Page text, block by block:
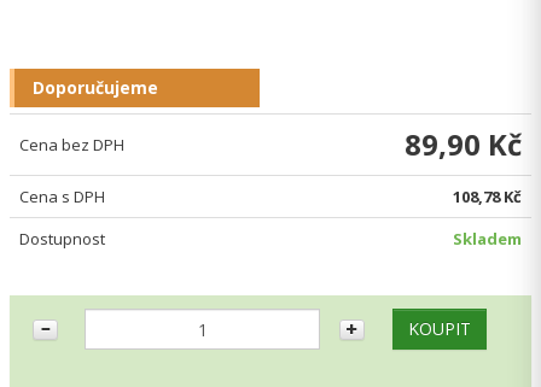
Doporučujeme
Cena bez DPH 89,90 Kč
Cena s DPH
108,78 Kč
Dostupnost
Skladem